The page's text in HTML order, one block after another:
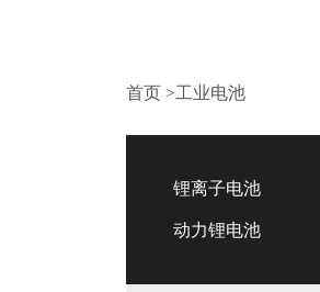
首页 >工业电池
锂离子电池
动力锂电池